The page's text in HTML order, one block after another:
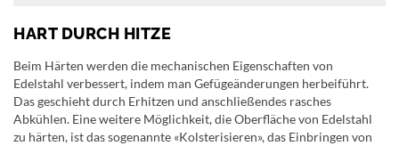
HART DURCH HITZE
Beim Härten werden die mechanischen Eigenschaften von
Edelstahl verbessert, indem man Gefügeänderungen herbeiführt.
Das geschieht durch Erhitzen und anschließendes rasches
Abkühlen. Eine weitere Möglichkeit, die Oberfläche von Edelstahl
zu härten, ist das sogenannte «Kolsterisieren», das Einbringen von